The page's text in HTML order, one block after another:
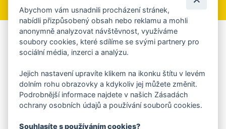
Aplikace Mobilní rozhlas
Chcete dostávat do svého mobilu či mailu upozornění na
ankety, pozvánky na kulturní a sportovní akce?
Více informací o aplikaci
Abychom vám usnadnili procházení stránek,
nabídli přizpůsobený obsah nebo reklamu a mohli
anonymně analyzovat návštěvnost, využíváme
soubory cookies, které sdílíme se svými partnery pro
sociální média, inzerci a analýzu.
Jejich nastavení upravíte klikem na ikonku štítu v levém
dolním rohu obrazovky a kdykoliv jej můžete změnit.
Podrobnější informace najdete v našich Zásadách
ochrany osobních údajů a používání souborů cookies.
Souhlasíte s používáním cookies?